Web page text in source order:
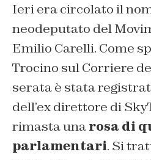
Ieri era circolato il
neodeputato del
Emilio Carelli. Come
Trocino sul Corriere
serata è stata
dell’ex direttore di
rimasta unarosa di
parlamentari. Si